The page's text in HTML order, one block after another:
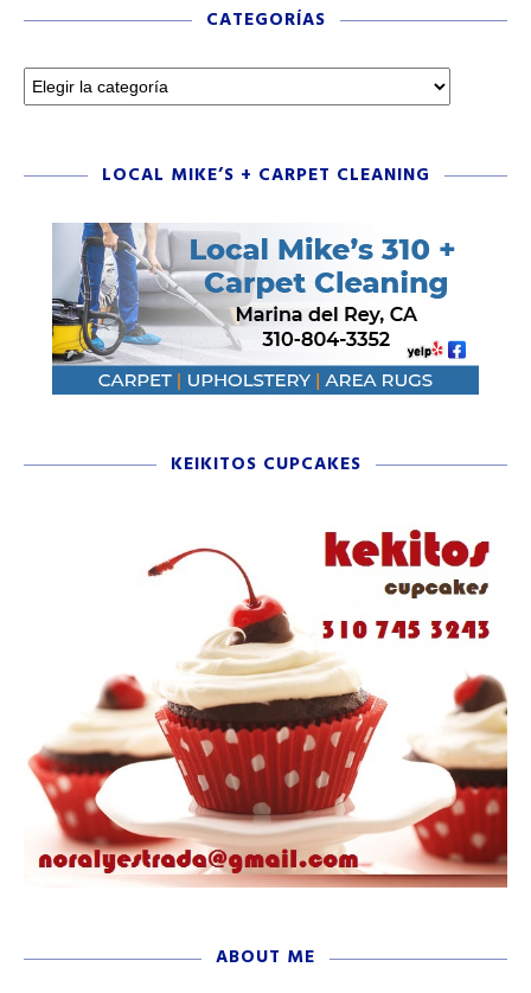
CATEGORÍAS
LOCAL MIKE’S + CARPET CLEANING
KEIKITOS CUPCAKES
ABOUT ME